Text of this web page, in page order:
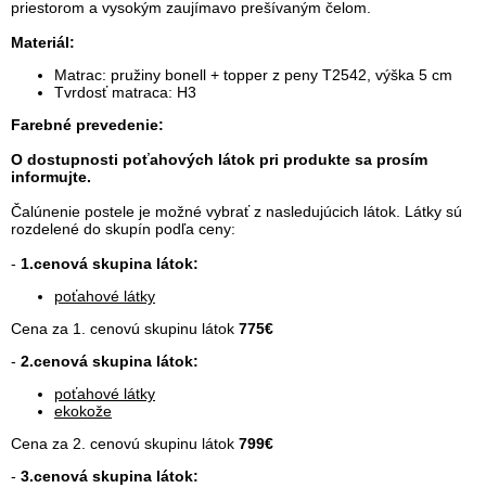
priestorom a vysokým zaujímavo prešívaným čelom.
Materiál:
Matrac: pružiny bonell + topper z peny T2542, výška 5 cm
Tvrdosť matraca: H3
Farebné prevedenie:
O dostupnosti poťahových látok pri produkte sa prosím
informujte.
Čalúnenie postele je možné vybrať z nasledujúcich látok. Látky sú
rozdelené do skupín podľa ceny:
- 1.cenová skupina látok:
poťahové látky
Cena za 1. cenovú skupinu látok 775€
- 2.cenová skupina látok:
poťahové látky
ekokože
Cena za 2. cenovú skupinu látok 799€
- 3.cenová skupina látok: